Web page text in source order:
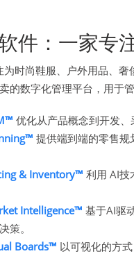
件：一家专
为时尚鞋服、户外用品、
的数字化管理平台，用于
优化从产品概念到开发、
提供端到端的零售
& Inventory™ 利用 AI技
Intelligence™ 基于AI驱
策。
Boards™ 以可视化的方